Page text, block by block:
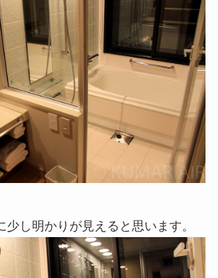
少し明かりが見えると思います。